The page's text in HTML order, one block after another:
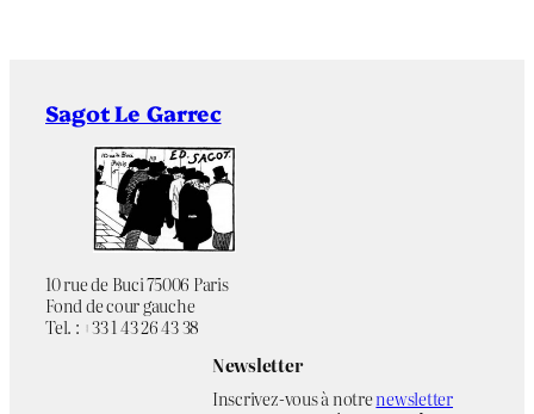
Sagot Le Garrec
10 rue de Buci 75006 Paris
Fond de cour gauche
Tel. : +33 1 43 26 43 38
Newsletter
Inscrivez-vous à notrenewsletter